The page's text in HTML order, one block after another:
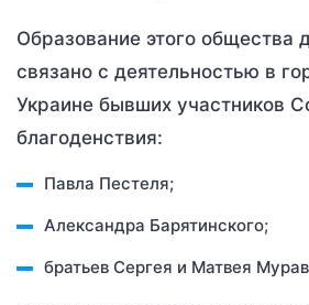
Образование этого общества
связано с деятельностью в
Украине бывших участников
благоденствия:
Павла Пестеля;
Александра Барятинского;
братьев Сергея и Матвея